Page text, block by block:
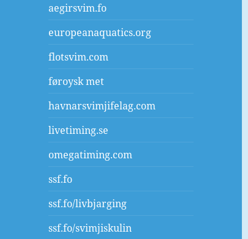
aegirsvim.fo
europeanaquatics.org
flotsvim.com
føroysk met
havnarsvimjifelag.com
livetiming.se
omegatiming.com
ssf.fo
ssf.fo/livbjarging
ssf.fo/svimjiskulin